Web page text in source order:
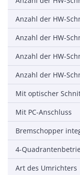
Mit optischer
Mit PC-Anschluss
Bremschopper
Art des Umrichters